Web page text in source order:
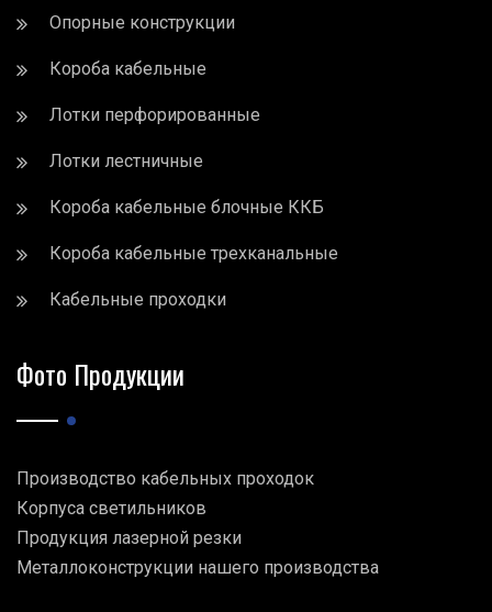
Опорные конструкции
Короба кабельные
Лотки перфорированные
Лотки лестничные
Короба кабельные блочные ККБ
Короба кабельные трехканальные
Кабельные проходки
Фото Продукции
Производство кабельных проходок
Корпуса светильников
Продукция лазерной резки
Металлоконструкции нашего производства